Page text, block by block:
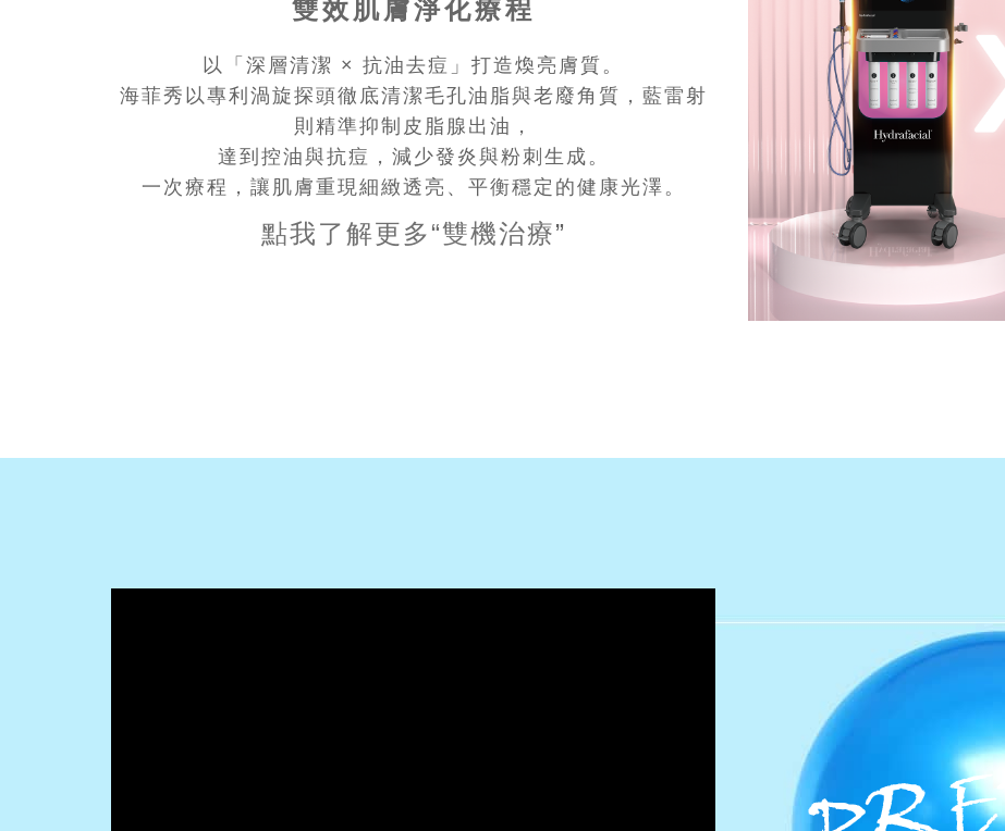
雙效肌膚淨化療程
以「深層清潔 × 抗油去痘」打造煥亮膚質。
海菲秀以專利渦旋探頭徹底清潔毛孔油脂與老廢角質，藍雷射
則精準抑制皮脂腺出油，
達到控油與抗痘，減少發炎與粉刺生成。
一次療程，讓肌膚重現細緻透亮、平衡穩定的健康光澤。
點我了解更多“雙機治療”